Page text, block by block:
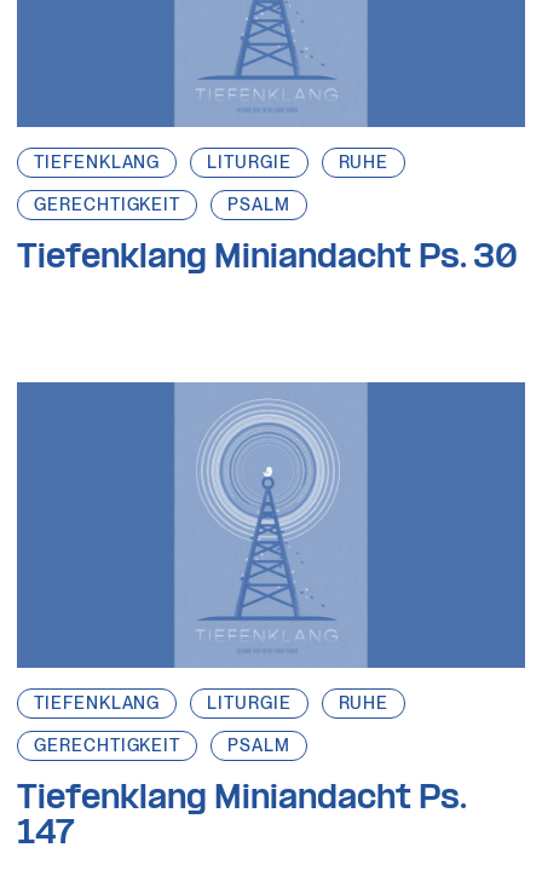
TIEFENKLANG LITURGIE RUHE
GERECHTIGKEIT PSALM
Tiefenklang Miniandacht Ps. 30
TIEFENKLANG LITURGIE RUHE
GERECHTIGKEIT PSALM
Tiefenklang Miniandacht Ps.
147